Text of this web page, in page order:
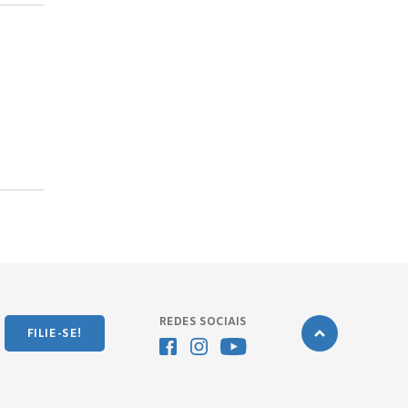
FILIE-SE!
REDES SOCIAIS